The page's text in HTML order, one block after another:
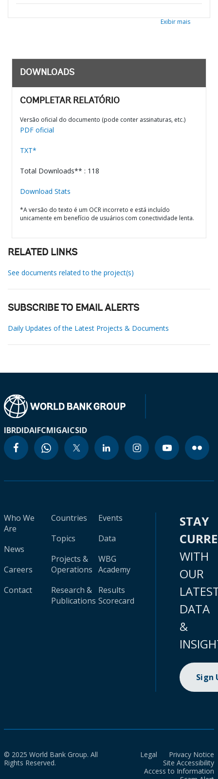
Exibir mais
DOWNLOADS
COMPLETAR RELATÓRIO
Versão oficial do documento (pode conter assinaturas, etc.)
PDF oficial
TXT*
Total Downloads** : 118
Download Stats
*A versão do texto é um OCR incorreto e está incluído
unicamente em benefício de usuários com conectividade lenta.
RELATED LINKS
See documents related to the project(s)
SUBSCRIBE TO EMAIL ALERTS
Daily Updates of the Latest Projects & Documents
IBRDIDAIFCMIGAICSID
Who We
Are
News
Careers
Contact
Countries
Topics
Projects &
Operations
Research &
Publications
Events
Data
WBG
Academy
Results
Scorecard
STAY
WITH
OUR
DATA
&
Sign
© 2025 World Bank Group. All
Rights Reserved.
Legal
Privacy Notice
Site Accessibility
Access to Information